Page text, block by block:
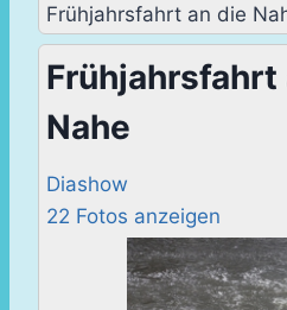
Frühjahrsfahrt an die
Frühjahrsfahrt
Nahe
Diashow
22 Fotos anzeigen